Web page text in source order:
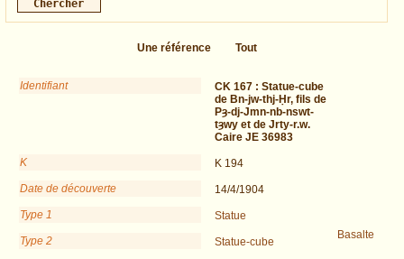
Une référence Tout
Identifiant CK 167 : Statue-cube
de Bn-jw-thj-Ḥr, fils de
Pȝ-dj-Jmn-nb-nswt-
tȝwy et de Jrty-r.w.
Caire JE 36983
K
K 194
Date de découverte
14/4/1904
Type 1
Statue
Type 2
Statue-cube
Basalte